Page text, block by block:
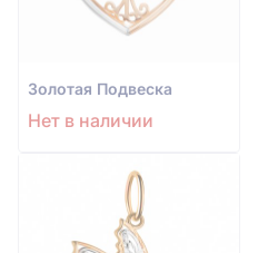
Золотая Подвеска
Нет в наличии